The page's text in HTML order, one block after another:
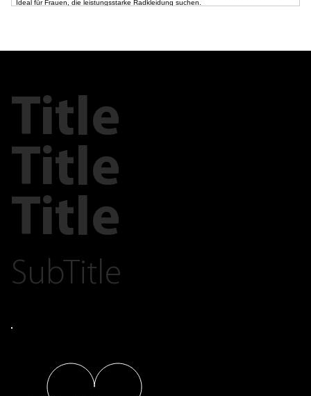
Ideal für Frauen, die leistungsstarke Radkleidung suchen.
Title
Title
Title
SubTitle